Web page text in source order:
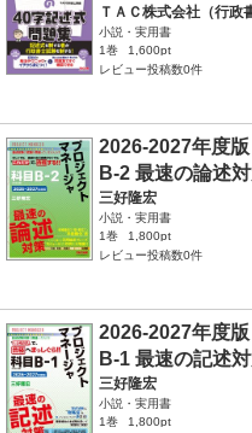
ＴＡＣ株式会社（行政
小説・実用書
1巻
1,600pt
レビュー投稿数0件
2026-2027年度
B-2 最速の論述
三好隆宏
小説・実用書
1巻
1,800pt
レビュー投稿数0件
2026-2027年度
B-1 最速の記述
三好隆宏
小説・実用書
1巻
1,800pt